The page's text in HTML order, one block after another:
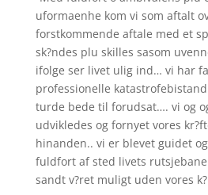
uformaenhe kom vi som aftalt
forstkommende aftale med et
sk?ndes plu skilles sasom
ifolge ser livet ulig ind… vi har
professionelle
turde bede til forudsat…. vi og
udvikledes og fornyet vores
hinanden.. vi er blevet guidet
fuldfort af sted livets
sandt v?ret muligt uden vores